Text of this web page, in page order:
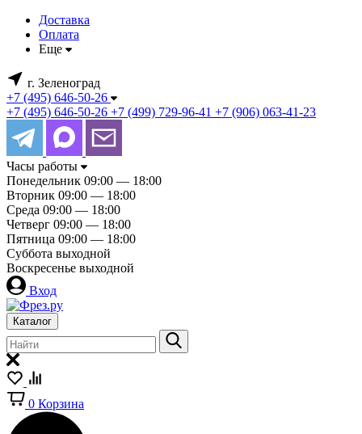
Доставка
Оплата
Еще
г. Зеленоград
+7 (495) 646-50-26
+7 (495) 646-50-26 +7 (499) 729-96-41 +7 (906) 063-41-23
Часы работы
Понедельник 09:00 — 18:00
Вторник 09:00 — 18:00
Среда 09:00 — 18:00
Четверг 09:00 — 18:00
Пятница 09:00 — 18:00
Суббота выходной
Воскресенье выходной
Вход
Каталог
0 Корзина